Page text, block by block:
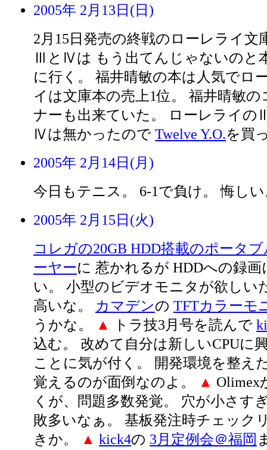
2005年 2月13日(日)
2月15日発売の終戦のローレライ文
ⅢとⅣは もう出てんじゃないのと
に行く。 福井晴敏の本は人気でロ
イは文庫本の売上1位。 福井晴敏の
ナーも出来ていた。 ローレライの
Ⅳは無かったので Twelve Y.O.を買
2005年 2月14日(月)
今日もテニス。 6-1で負け。 悔し
2005年 2月15日(火)
コレガの20GB HDD搭載のポータ
ーヤーに 惹かれるが HDDへの録
い。 小型のビデオモニタが欲しい
高いな。
カマデンの TFTカラーモ
うかな。
▲ トラ技3月号を読んで
込む。 改めて自分は新しいCPUに
ことに気が付く。 開発環境を整え
覚えるのが面倒なのよ。
▲ Olimex
くが、問題多数発覚。 穴が小さす
敗多いなぁ。 基板発注時チェック
きか。
▲ kick4の 3月定例会＠福岡